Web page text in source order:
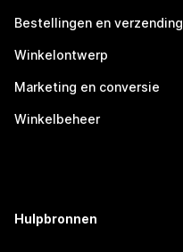
Bestellingen en verzending
Winkelontwerp
Marketing en conversie
Winkelbeheer
Hulpbronnen